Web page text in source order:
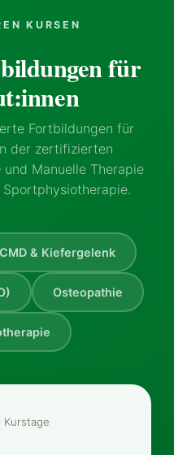
KURSEN
für
Fortbildungen für
der zertifizierten
Manuelle Therapie
CMD & Kiefergelenk
Osteopathie
Kurstage